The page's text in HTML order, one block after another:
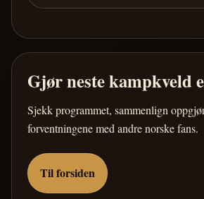
Gjør neste kampkveld
Sjekk programmet, sammenlign
forventningene med andre norske fans.
Til forsiden